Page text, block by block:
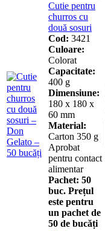
Cutie pentru
churros cu
două sosuri
Cod: 3421
Culoare:
Colorat
Capacitate:
400 g
Dimensiune:
180 x 180 x
60 mm
Material:
Carton 350 g
Aprobat
pentru contact
alimentar
Pachet: 50
buc. Prețul
este pentru
un pachet de
50 de bucăți